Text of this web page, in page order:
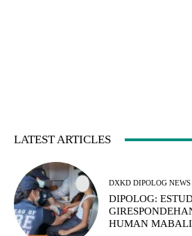
LATEST ARTICLES
DXKD DIPOLOG NEWS
DIPOLOG:
HUMAN